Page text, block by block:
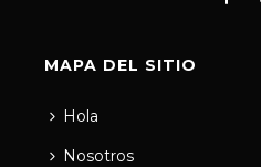
MAPA DEL SITIO
Hola
Nosotros